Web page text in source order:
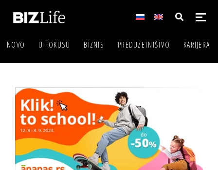
NOVO U FOKUSU BIZNIS PREDUZETNIŠTVO KARIJERA